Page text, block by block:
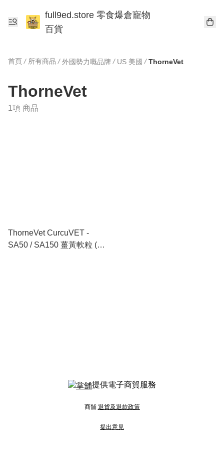
full9ed.store 零食爆倉寵物
百貨
首頁 / 所有商品 / 外國勢力嘅品牌 / US 美國 / ThorneVet
ThorneVet
1項 商品
ThorneVet CurcuVET -
SA50 / SA150 薑黃軟粒 (90
提供電子商貿服務
商舖 退貨及退款政策
提出意見